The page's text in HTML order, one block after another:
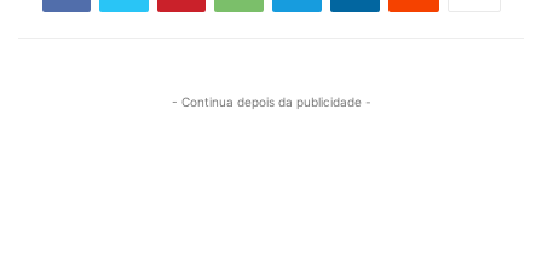
- Continua depois da publicidade -